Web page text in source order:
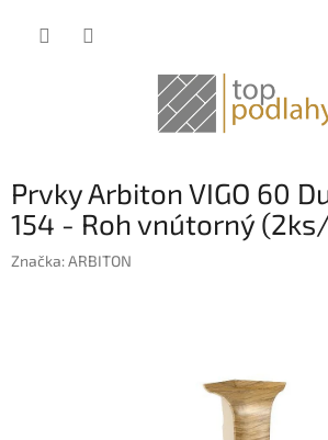
Prvky Arbiton VIGO 60
154 - Roh vnútorný
Značka:ARBITON